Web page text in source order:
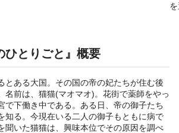
ひとりごと』概要
とある大国。その国の帝の妃たちが住む後
名前は、猫猫(マオマオ)。花街で薬師をやっ
で下働き中である。ある日、帝の御子たち
知る。今現在いる二人の御子もともに病で
聞いた猫猫は、興味本位でその原因を調べ